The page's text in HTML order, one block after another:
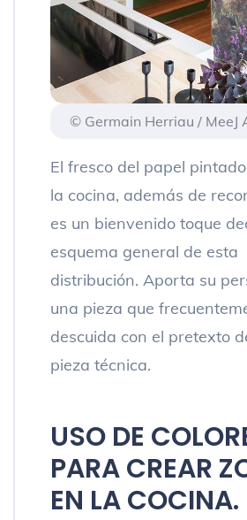
© Germain Herriau / MeeJ
El fresco del papel
la cocina, además de
es un bienvenido toque
esquema general de esta
distribución. Aporta su
una pieza que
descuida con el pretexto
pieza técnica.
USO DE
PARA CREAR
EN LA COCINA.